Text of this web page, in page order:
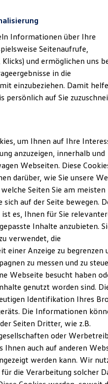
bei Volkswagen
Modelle
und Updates
ID.
Informationen über Ihre
Seitenaufrufe,
und ermöglichen uns
in die
einzubeziehen. Damit
persönlich auf Sie
um Ihnen auf Ihre
anzuzeigen, innerhalb und
Webseiten. Diese
darüber, wie Sie unsere
Seiten Sie am meisten
sich auf der Seite bewegen.
ist es, Ihnen für Sie
Inhalte anzubieten.
verwendet, die
einer Anzeige zu begrenzen
zu messen und zu
Webseite besucht haben
genutzt worden sind.
Identifikation Ihres
Die Informationen
Seiten Dritter, wie z.B.
oder
Ihnen auch auf anderen
werden kann. Wir
die Verarbeitung solcher